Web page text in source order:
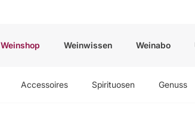
Weinshop Weinwissen Weinabo
Accessoires Spirituosen Genuss